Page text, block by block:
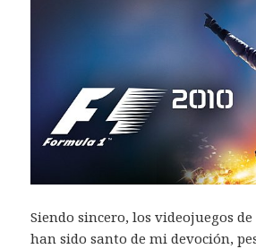
Siendo sincero, los videojuegos de
han sido santo de mi devoción,